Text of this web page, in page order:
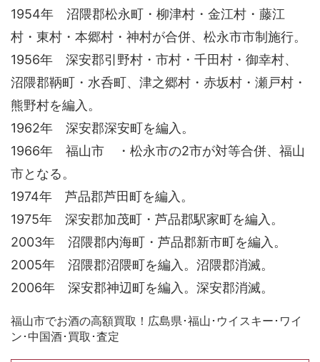
1954年 沼隈郡松永町・柳津村・金江村・藤江
村・東村・本郷村・神村が合併、松永市市制施行。
1956年 深安郡引野村・市村・千田村・御幸村、
沼隈郡鞆町・水呑町、津之郷村・赤坂村・瀬戸村・
熊野村を編入。
1962年 深安郡深安町を編入。
1966年 福山市 ・松永市の2市が対等合併、福山
市となる。
1974年 芦品郡芦田町を編入。
1975年 深安郡加茂町・芦品郡駅家町を編入。
2003年 沼隈郡内海町・芦品郡新市町を編入。
2005年 沼隈郡沼隈町を編入。沼隈郡消滅。
2006年 深安郡神辺町を編入。深安郡消滅。
福山市でお酒の高額買取！広島県･福山･ウイスキー･ワイ
ン･中国酒･買取･査定